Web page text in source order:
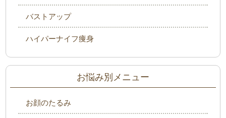
バストアップ
ハイパーナイフ痩身
お悩み別メニュー
お顔のたるみ